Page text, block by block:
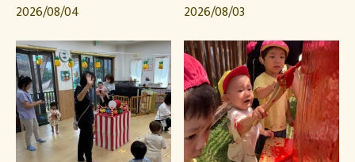
2026/08/04 2026/08/03